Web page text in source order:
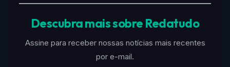
Descubra mais sobre Redatudo
Assine para receber nossas notícias mais recentes
por e-mail.